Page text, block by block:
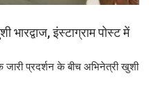
इंस्टाग्राम पोस्ट में
जारी प्रदर्शन के बीच अभिनेत्री खुशी